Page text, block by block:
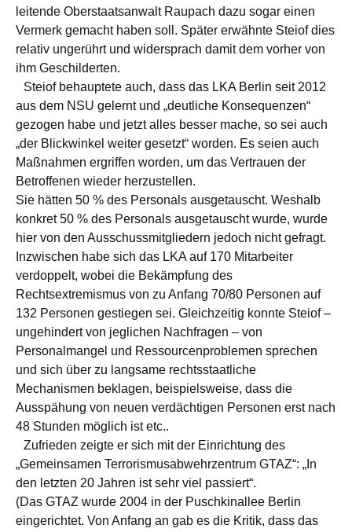
leitende Oberstaatsanwalt Raupach dazu sogar einen
Vermerk gemacht haben soll. Später erwähnte Steiof dies
relativ ungerührt und widersprach damit dem vorher von
ihm Geschilderten.
Steiof behauptete auch, dass das LKA Berlin seit 2012
aus dem NSU gelernt und „deutliche Konsequenzen“
gezogen habe und jetzt alles besser mache, so sei auch
„der Blickwinkel weiter gesetzt“ worden. Es seien auch
Maßnahmen ergriffen worden, um das Vertrauen der
Betroffenen wieder herzustellen.
Sie hätten 50 % des Personals ausgetauscht. Weshalb
konkret 50 % des Personals ausgetauscht wurde, wurde
hier von den Ausschussmitgliedern jedoch nicht gefragt.
Inzwischen habe sich das LKA auf 170 Mitarbeiter
verdoppelt, wobei die Bekämpfung des
Rechtsextremismus von zu Anfang 70/80 Personen auf
132 Personen gestiegen sei. Gleichzeitig konnte Steiof –
ungehindert von jeglichen Nachfragen – von
Personalmangel und Ressourcenproblemen sprechen
und sich über zu langsame rechtsstaatliche
Mechanismen beklagen, beispielsweise, dass die
Ausspähung von neuen verdächtigen Personen erst nach
48 Stunden möglich ist etc..
Zufrieden zeigte er sich mit der Einrichtung des
„Gemeinsamen Terrorismusabwehrzentrum GTAZ“: „In
den letzten 20 Jahren ist sehr viel passiert“.
(Das GTAZ wurde 2004 in der Puschkinallee Berlin
eingerichtet. Von Anfang an gab es die Kritik, dass das